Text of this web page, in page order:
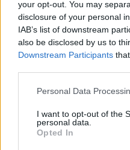
your opt-out. You may
disclosure of your personal
IAB’s list of downstream
also be disclosed by us to
Downstream Participants
Personal Data
I want to opt-out of the
personal data.
Opted In